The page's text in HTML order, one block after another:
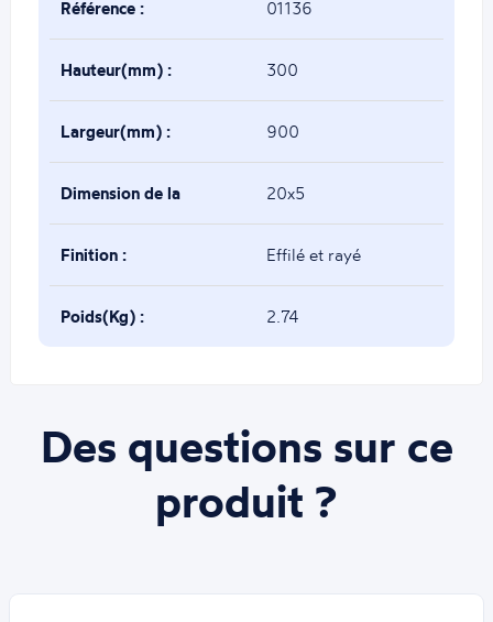
Référence : 01136
Hauteur(mm) : 300
Largeur(mm) : 900
Dimension de la
base(mm) :
20x5
Finition : Effilé et rayé
Poids(Kg) : 2.74
Des questions sur ce
produit ?